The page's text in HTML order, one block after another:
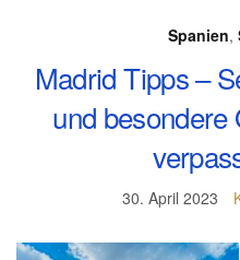
Spanien,
Madrid Tipps –
und besondere
30. April 2023